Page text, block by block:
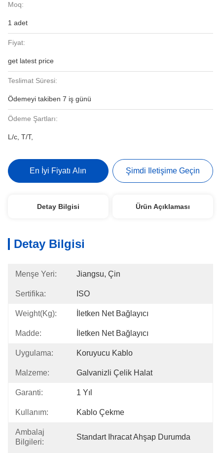
Moq:
1 adet
Fiyat:
get latest price
Teslimat Süresi:
Ödemeyi takiben 7 iş günü
Ödeme Şartları:
L/c, T/T,
En İyi Fiyatı Alın Şimdi Iletişime Geçin
Detay Bilgisi Ürün Açıklaması
Detay Bilgisi
Menşe Yeri: Jiangsu, Çin
Sertifika: ISO
Weight(kg): İletken Net Bağlayıcı
Madde: İletken Net Bağlayıcı
Uygulama: Koruyucu Kablo
Malzeme: Galvanizli Çelik Halat
Garanti: 1 Yıl
Kullanım: Kablo Çekme
Ambalaj
Bilgileri:
Standart Ihracat Ahşap Durumda